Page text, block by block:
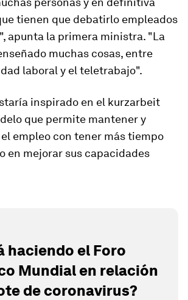
tienen que debatirlo empleados
apunta la primera ministra. "La
muchas cosas, entre
laboral y el teletrabajo".
inspirado en el kurzarbeit
que permite mantener y
empleo con tener más tiempo
en mejorar sus capacidades
haciendo el Foro
Mundial en relación
de coronavirus?